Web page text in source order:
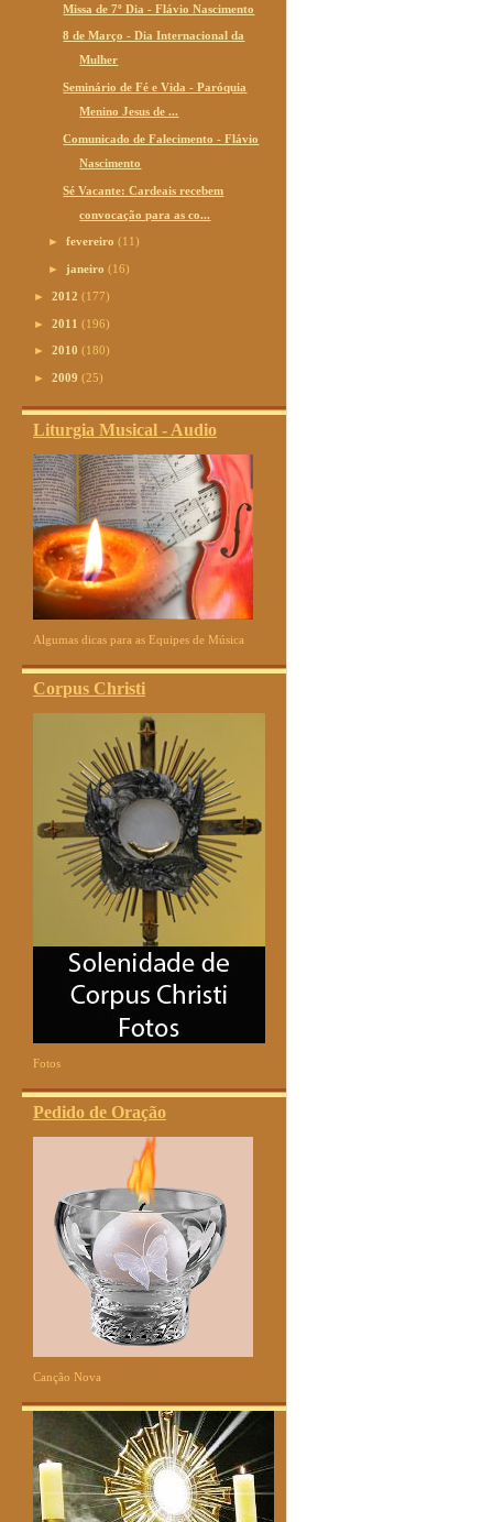
Missa de 7º Dia - Flávio Nascimento
8 de Março - Dia Internacional da
Mulher
Seminário de Fé e Vida - Paróquia
Menino Jesus de ...
Comunicado de Falecimento - Flávio
Nascimento
Sé Vacante: Cardeais recebem
convocação para as co...
►fevereiro(11)
► janeiro(16)
► 2012 (177)
► 2011 (196)
► 2010 (180)
► 2009 (25)
Liturgia Musical - Audio
Algumas dicas para as Equipes de Música
Corpus Christi
Fotos
Pedido de Oração
Canção Nova